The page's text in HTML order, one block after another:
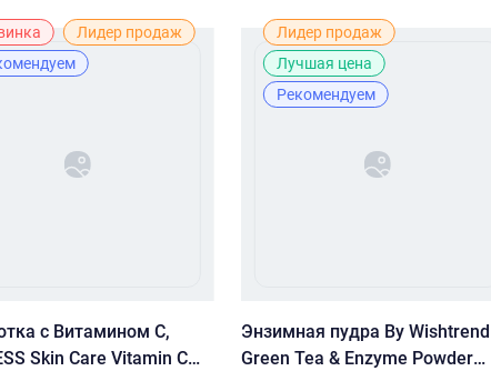
Лидер продаж
с Витамином С,
Skin Care Vitamin C
Лидер продаж
Лучшая цена
Рекомендуем
Энзимная пудра By Wishtrend
Green Tea & Enzyme Powder